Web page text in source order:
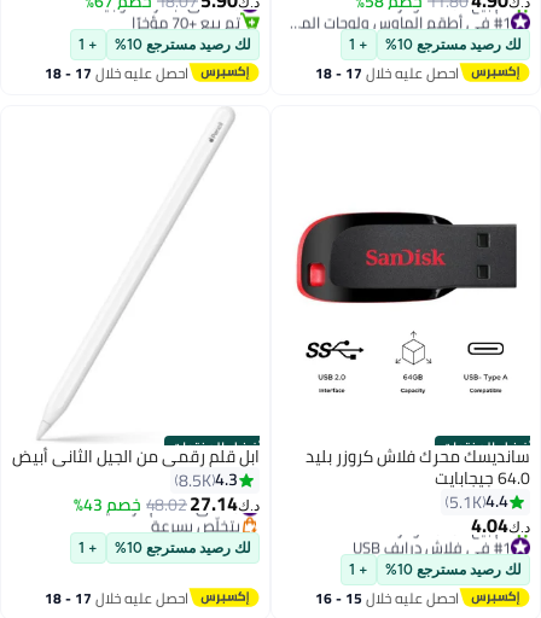
#1 في أطقم الماوس ولوحات المفاتيح
بتخلّص بسرعة
تم بيع +220 مؤخرًا
لك رصيد مسترجع 10% + 1
احصل عليه خلال 17 - 18
تم بيع +70 مؤخرًا
#10 في أجهزة التوجيه
لك رصيد مسترجع 10% + 1
احصل عليه خلال 17 - 18
أفضل المنتجات
سانديسك محرك فلاش كروزر بليد
64.0 جيجابايت
4.4
5.1K
د.ك‏4.04
#1 في فلاش درايف USB
بتخلّص بسرعة
تم بيع +620 مؤخرًا
#1 في فلاش درايف USB
لك رصيد مسترجع 10% + 1
احصل عليه خلال 15 - 16
أفضل المنتجات
ابل قلم رقمي من الجيل الثاني أبيض
4.3
8.5K
د.ك‏27.14
48.02خصم 43% #3 في الأقلام الرقمية
بتخلّص بسرعة
#3 في الأقلام الرقمية
لك رصيد مسترجع 10% + 1
احصل عليه خلال 17 - 18